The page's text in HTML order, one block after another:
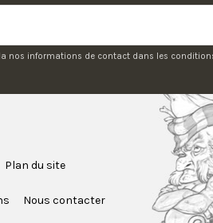
nos informations de contact dans les
Plan du site
Nous contacter